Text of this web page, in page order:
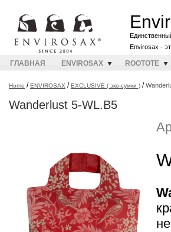
Envirosax -
ГЛАВНАЯ ENVIROSAX ROOTOTE
Home /ENVIROSAX /EXCLUSIVE ( эко-сумки ) /
Wanderlust 5-WL.B5